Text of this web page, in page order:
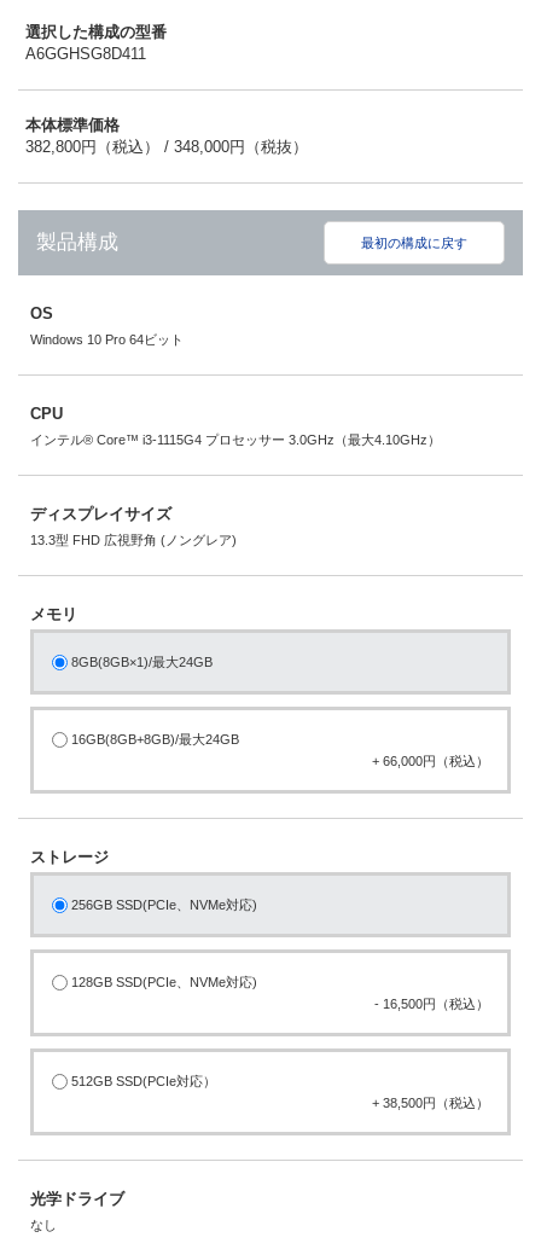
選択した構成の型番
A6GGHSG8D411
本体標準価格
382,800円（税込） / 348,000円（税抜）
製品構成 最初の構成に戻す
OS
Windows 10 Pro 64ビット
CPU
インテル® Core™ i3-1115G4 プロセッサー 3.0GHz（最大4.10GHz）
ディスプレイサイズ
13.3型 FHD 広視野角 (ノングレア)
メモリ
8GB(8GB×1)/最大24GB
16GB(8GB+8GB)/最大24GB
+ 66,000円（税込）
ストレージ
256GB SSD(PCIe、NVMe対応)
128GB SSD(PCIe、NVMe対応)
- 16,500円（税込）
512GB SSD(PCIe対応）
+ 38,500円（税込）
光学ドライブ
なし